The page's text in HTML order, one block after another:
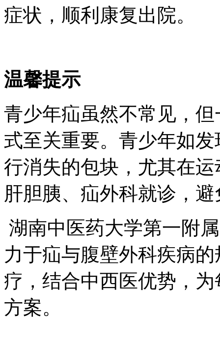
症状，顺利康复出院。
温馨提示
青少年疝虽然不常见，
式至关重要。青少年如
行消失的包块，尤其在
肝胆胰、疝外科就诊，
湖南中医药大学第一附
力于疝与腹壁外科疾病
疗，结合中西医优势，
方案。